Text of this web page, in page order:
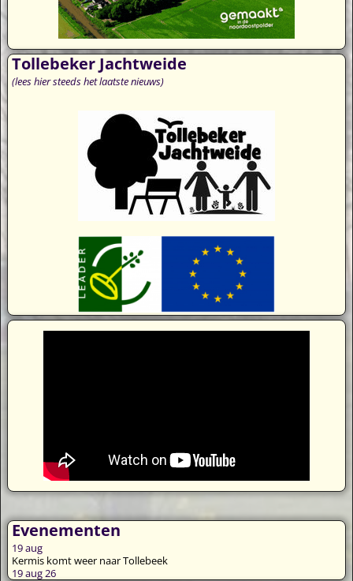
Tollebeker Jachtweide
(lees hier steeds het laatste nieuws)
Evenementen
19aug
Kermis komt weer naar Tollebeek
19 aug 26